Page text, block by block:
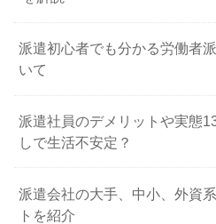
派遣初心者でも分かる労働者
いて
派遣社員のデメリットや実態
しで生活不安定？
派遣会社の大手、中小、外資
トを紹介